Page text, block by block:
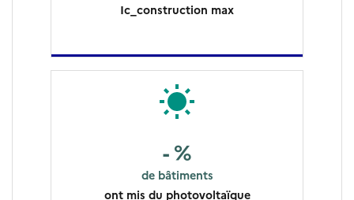
Ic_construction max
- %
de bâtiments
ont mis du photovoltaïque